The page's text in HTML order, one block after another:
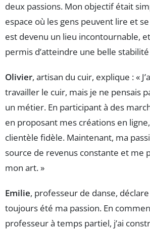
deux passions. Mon objectif était
espace où les gens peuvent lire et
est devenu un lieu incontournable,
permis d’atteindre une belle
Olivier, artisan du cuir, explique : «
travailler le cuir, mais je ne pensais
un métier. En participant à des
en proposant mes créations en
clientèle fidèle. Maintenant, ma
source de revenus constante et me
mon art. »
Emilie, professeur de danse, déclare
toujours été ma passion. En
professeur à temps partiel, j’ai